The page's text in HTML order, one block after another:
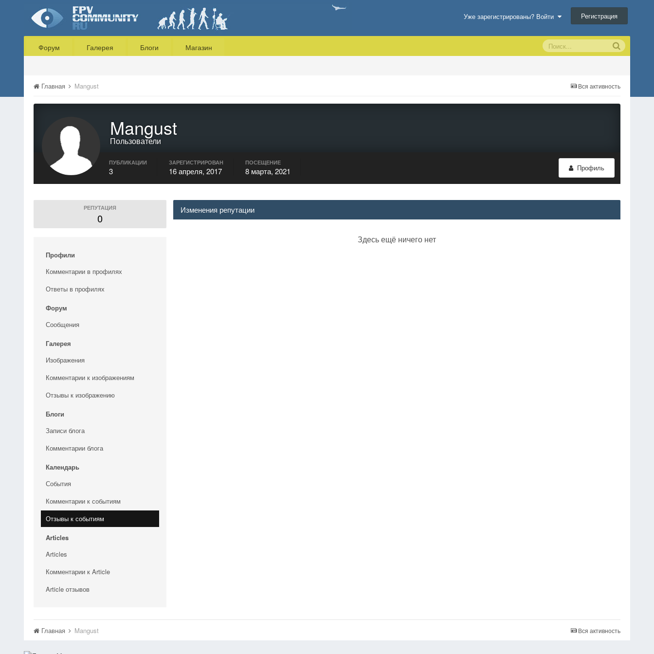
Уже зарегистрированы? Войти Регистрация
Форум Галерея Блоги Магазин
Вся активность
Главная Mangust
Mangust
Пользователи
Профиль
ПУБЛИКАЦИИ
3
ЗАРЕГИСТРИРОВАН
16 апреля, 2017
ПОСЕЩЕНИЕ
8 марта, 2021
РЕПУТАЦИЯ
0
Профили
Комментарии в профилях
Ответы в профилях
Форум
Сообщения
Галерея
Изображения
Комментарии к изображениям
Отзывы к изображению
Блоги
Записи блога
Комментарии блога
Календарь
События
Комментарии к событиям
Отзывы к событиям
Articles
Articles
Комментарии к Article
Article отзывов
Изменения репутации
Здесь ещё ничего нет
Вся активность
Главная Mangust